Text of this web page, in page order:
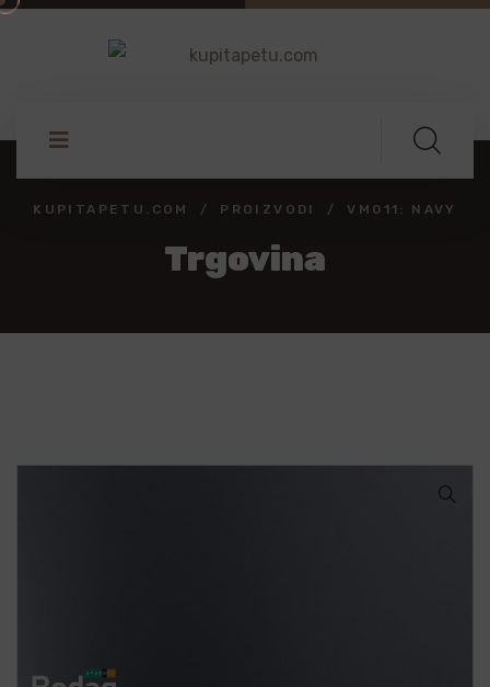
KUPITAPETU.COM PROIZVODI VM011: NAVY
Trgovina